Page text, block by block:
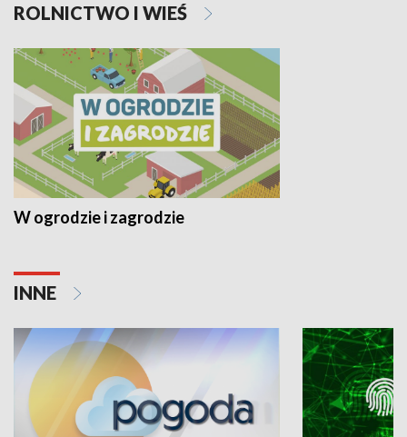
ROLNICTWO I WIEŚ
W ogrodzie i zagrodzie
INNE